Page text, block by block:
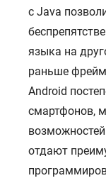
с Java
языка на
раньше
Android
смартфонов,
отдают